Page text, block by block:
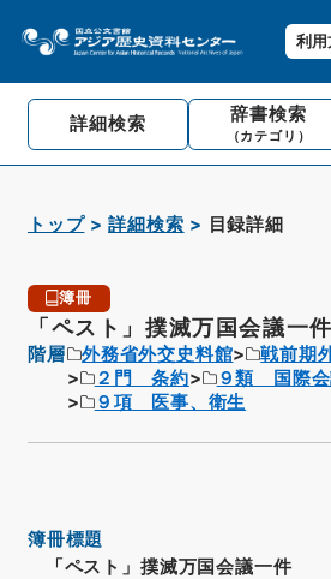
利用
詳細検索 辞書検索
（カテゴリ）
トップ 詳細検索 目録詳細
簿冊
「ペスト」撲滅万国会議一件
階層 外務省外交史料館
戦前期
２門 条約
９類 国際会
９項 医事、衛生
簿冊標題
「ペスト」撲滅万国会議一件